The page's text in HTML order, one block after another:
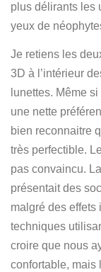
plus délirants les
yeux de
Je retiens les
3D à l’intérieur
lunettes. Même
une nette
bien reconnaitre
très perfectible.
pas convaincu.
présentait des
malgré des effets
techniques
croire que nous
confortable, mais